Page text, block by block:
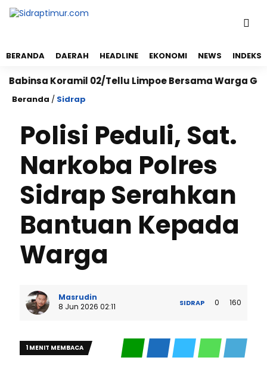
BERANDA DAERAH HEADLINE EKONOMI NEWS INDEKS
Koramil 02/Tellu Limpoe Bersama Warga Gelar
Beranda / Sidrap
Polisi Peduli, Sat.
Narkoba Polres
Sidrap Serahkan
Bantuan Kepada
Warga
Masrudin
8 Jun 2026 02:11
SIDRAP 0 160
1 MENIT MEMBACA